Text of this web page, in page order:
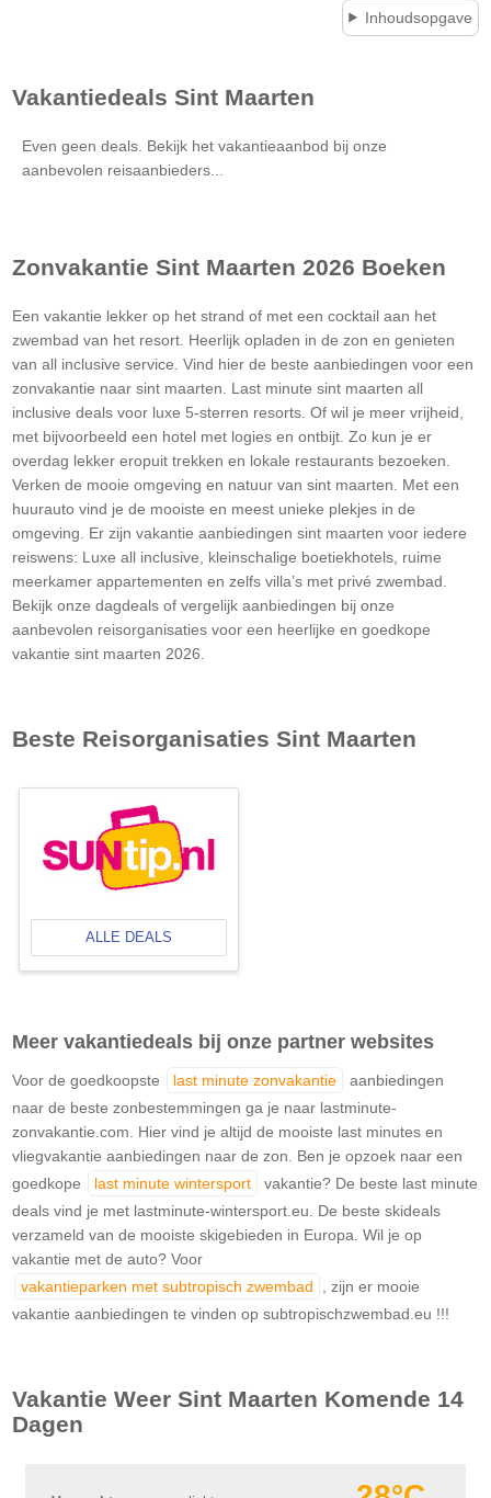
Inhoudsopgave
Vakantiedeals Sint Maarten
Even geen deals. Bekijk het vakantieaanbod bij onze
aanbevolen reisaanbieders...
Zonvakantie Sint Maarten 2026 Boeken
Een vakantie lekker op het strand of met een cocktail aan het
zwembad van het resort. Heerlijk opladen in de zon en genieten
van all inclusive service. Vind hier de beste aanbiedingen voor een
zonvakantie naar sint maarten. Last minute sint maarten all
inclusive deals voor luxe 5-sterren resorts. Of wil je meer vrijheid,
met bijvoorbeeld een hotel met logies en ontbijt. Zo kun je er
overdag lekker eropuit trekken en lokale restaurants bezoeken.
Verken de mooie omgeving en natuur van sint maarten. Met een
huurauto vind je de mooiste en meest unieke plekjes in de
omgeving. Er zijn vakantie aanbiedingen sint maarten voor iedere
reiswens: Luxe all inclusive, kleinschalige boetiekhotels, ruime
meerkamer appartementen en zelfs villa’s met privé zwembad.
Bekijk onze dagdeals of vergelijk aanbiedingen bij onze
aanbevolen reisorganisaties voor een heerlijke en goedkope
vakantie sint maarten 2026.
Beste Reisorganisaties Sint Maarten
ALLE DEALS
Meer vakantiedeals bij onze partner websites
Voor de goedkoopste last minute zonvakantie
aanbiedingen
naar de beste zonbestemmingen ga je naar lastminute-
zonvakantie.com. Hier vind je altijd de mooiste last minutes en
vliegvakantie aanbiedingen naar de zon. Ben je opzoek naar een
goedkope
last minute wintersport
vakantie? De beste last minute
deals vind je met lastminute-wintersport.eu. De beste skideals
verzameld van de mooiste skigebieden in Europa. Wil je op
vakantie met de auto? Voor
vakantieparken met subtropisch zwembad
, zijn er mooie
vakantie aanbiedingen te vinden op subtropischzwembad.eu !!!
Vakantie Weer Sint Maarten Komende 14
Dagen